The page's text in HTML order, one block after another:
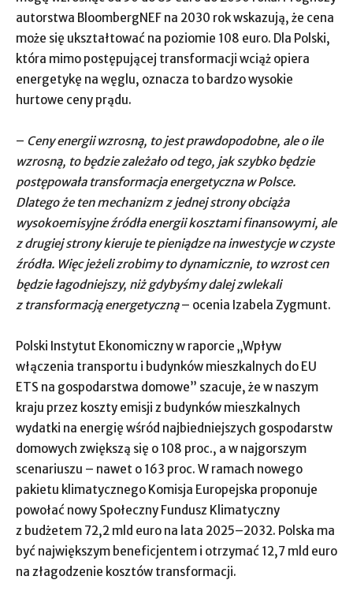
autorstwa BloombergNEF na 2030 rok wskazują, że cena
może się ukształtować na poziomie 108 euro. Dla Polski,
która mimo postępującej transformacji wciąż opiera
energetykę na węglu, oznacza to bardzo wysokie
hurtowe ceny prądu.
– Ceny energii wzrosną, to jest prawdopodobne, ale o ile
wzrosną, to będzie zależało od tego, jak szybko będzie
postępowała transformacja energetyczna w Polsce.
Dlatego że ten mechanizm z jednej strony obciąża
wysokoemisyjne źródła energii kosztami finansowymi, ale
z drugiej strony kieruje te pieniądze na inwestycje w czyste
źródła. Więc jeżeli zrobimy to dynamicznie, to wzrost cen
będzie łagodniejszy, niż gdybyśmy dalej zwlekali
z transformacją energetyczną– ocenia Izabela Zygmunt.
Polski Instytut Ekonomiczny w raporcie „Wpływ
włączenia transportu i budynków mieszkalnych do EU
ETS na gospodarstwa domowe” szacuje, że w naszym
kraju przez koszty emisji z budynków mieszkalnych
wydatki na energię wśród najbiedniejszych gospodarstw
domowych zwiększą się o 108 proc., a w najgorszym
scenariuszu – nawet o 163 proc. W ramach nowego
pakietu klimatycznego Komisja Europejska proponuje
powołać nowy Społeczny Fundusz Klimatyczny
z budżetem 72,2 mld euro na lata 2025–2032. Polska ma
być największym beneficjentem i otrzymać 12,7 mld euro
na złagodzenie kosztów transformacji.